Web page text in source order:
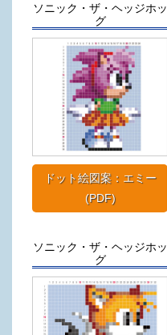
ソニック・ザ・ヘッジホッ
グ
ドット絵図案：エミー
(PDF)
ソニック・ザ・ヘッジホッ
グ